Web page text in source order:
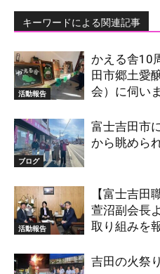
キーワードによる関連記事
活動報告
かえる舎10
田市郷土愛
会）に伺い
ブログ
富士吉田市
から眺めら
活動報告
【富士吉田
萱沼副会長
取り組みを
吉田の火祭